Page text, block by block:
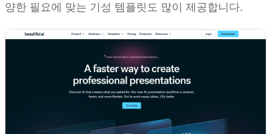
양한 필요에 맞는 기성 템플릿도 많이 제공합니다.